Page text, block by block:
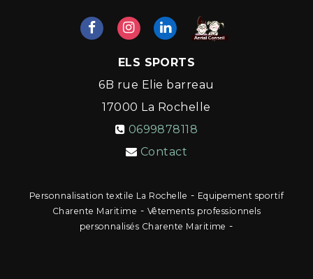
ELS SPORTS
6B rue Elie barreau
17000 La Rochelle
0699878118
Contact
Personnalisation textile La Rochelle - Equipement sportif
Charente Maritime - Vêtements professionnels
personnalisés Charente Maritime -